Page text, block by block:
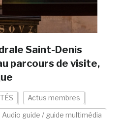
Saint-Denis
parcours de visite,
Actus membres
Audio guide / guide multimédia